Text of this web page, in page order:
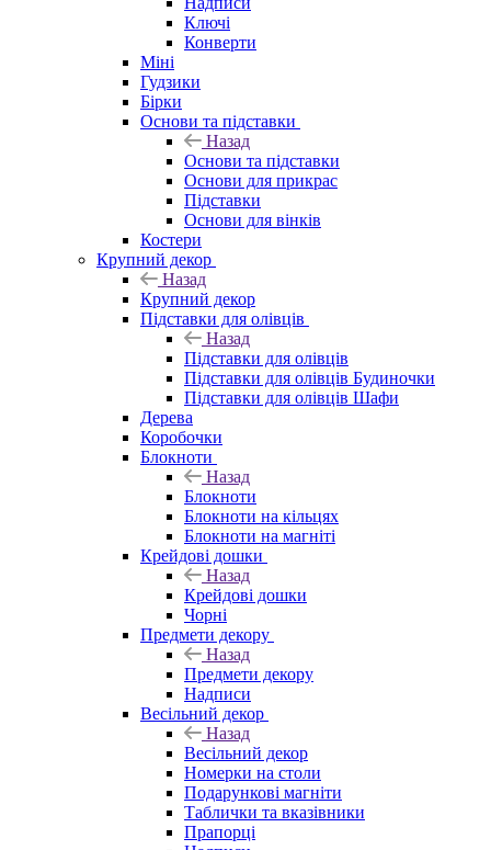
Ключі
Конверти
Міні
Гудзики
Бірки
Основи та підставки
Назад
Основи та підставки
Основи для прикрас
Підставки
Основи для вінків
Костери
Крупний декор
Назад
Крупний декор
Підставки для олівців
Назад
Підставки для олівців
Підставки для олівців Будиночки
Підставки для олівців Шафи
Дерева
Коробочки
Блокноти
Назад
Блокноти
Блокноти на кільцях
Блокноти на магніті
Крейдові дошки
Назад
Крейдові дошки
Чорні
Предмети декору
Назад
Предмети декору
Надписи
Весільний декор
Назад
Весільний декор
Номерки на столи
Подарункові магніти
Таблички та вказівники
Прапорці